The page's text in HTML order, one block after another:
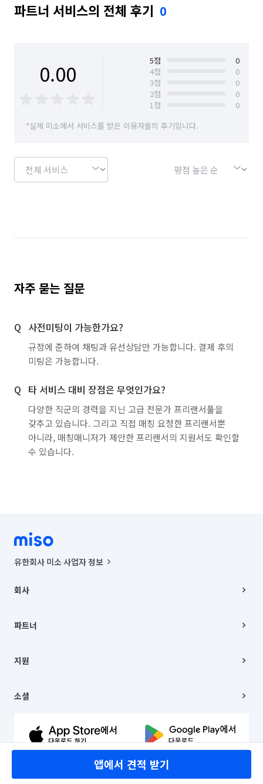
파트너 서비스의 전체 후기 0
0.00 5점
0
4점
0
3점
0
2점
0
1점
0
*실제 미소에서 서비스를 받은 이용자들의 후기입니다.
자주 묻는 질문
사전미팅이 가능한가요?
규정에 준하여 채팅과 유선상담만 가능합니다. 결제 후의
미팅은 가능합니다.
타 서비스 대비 장점은 무엇인가요?
다양한 직군의 경력을 지닌 고급 전문가 프리랜서풀을
갖추고 있습니다. 그리고 직접 매칭 요청한 프리랜서뿐
아니라, 매칭매니저가 제안한 프리랜서의 지원서도 확인할
수 있습니다.
앱에서 견적 받기
유한회사 미소 사업자 정보
00019 |
주소 | 본사: 서울특별시 종로구 율곡로 6(중학동, 트윈트리빌딩) B동 5층
컨택센터 : 서울특별시 종로구 수송동 율곡로 24, 7층, 8층 미소
상품, 상품정보, 거래에 관한 의무와 책임은 거래당사자에게 있습니다.
언론 보도 관련 문의:
© 유한회사 미소. Miso, Inc. All Rights Reserved.
회사
채용
파트너
이사
지원
이용약관
문의하기
소셜
유튜브